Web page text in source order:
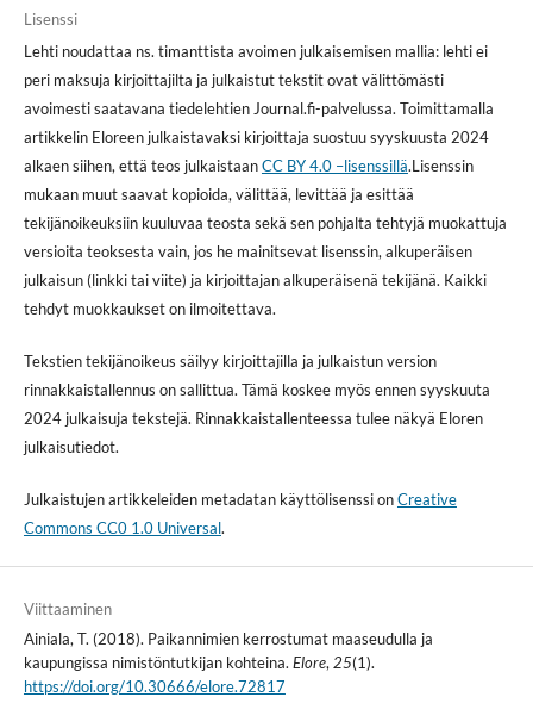
Lisenssi
Lehti noudattaa ns. timanttista avoimen julkaisemisen mallia: lehti ei
peri maksuja kirjoittajilta ja julkaistut tekstit ovat välittömästi
avoimesti saatavana tiedelehtien Journal.fi-palvelussa. Toimittamalla
artikkelin Eloreen julkaistavaksi kirjoittaja suostuu syyskuusta 2024
alkaen siihen, että teos julkaistaanCC BY 4.0 –lisenssillä.Lisenssin
mukaan muut saavat kopioida, välittää, levittää ja esittää
tekijänoikeuksiin kuuluvaa teosta sekä sen pohjalta tehtyjä muokattuja
versioita teoksesta vain, jos he mainitsevat lisenssin, alkuperäisen
julkaisun (linkki tai viite) ja kirjoittajan alkuperäisenä tekijänä. Kaikki
tehdyt muokkaukset on ilmoitettava.
Tekstien tekijänoikeus säilyy kirjoittajilla ja julkaistun version
rinnakkaistallennus on sallittua. Tämä koskee myös ennen syyskuuta
2024 julkaisuja tekstejä. Rinnakkaistallenteessa tulee näkyä Eloren
julkaisutiedot.
Julkaistujen artikkeleiden metadatan käyttölisenssi onCreative
Commons CC0 1.0 Universal.
Viittaaminen
Ainiala, T. (2018). Paikannimien kerrostumat maaseudulla ja
kaupungissa nimistöntutkijan kohteina. Elore, 25(1).
https://doi.org/10.30666/elore.72817